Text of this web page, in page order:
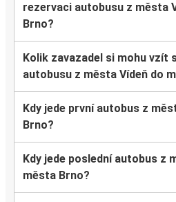
rezervaci autobusu z města
Brno?
Kolik zavazadel si mohu vzít
autobusu z města Vídeň do
Kdy jede první autobus z
Brno?
Kdy jede poslední autobus z
města Brno?